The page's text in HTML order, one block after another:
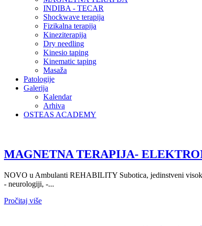
INDIBA - TECAR
Shockwave terapija
Fizikalna terapija
Kineziterapija
Dry needling
Kinesio taping
Kinematic taping
Masaža
Patologije
Galerija
Kalendar
Arhiva
OSTEAS ACADEMY
MAGNETNA TERAPIJA-
NOVO u Ambulanti REHABILITY Subotica, jedinstveni
- neurologiji, -...
Pročitaj više